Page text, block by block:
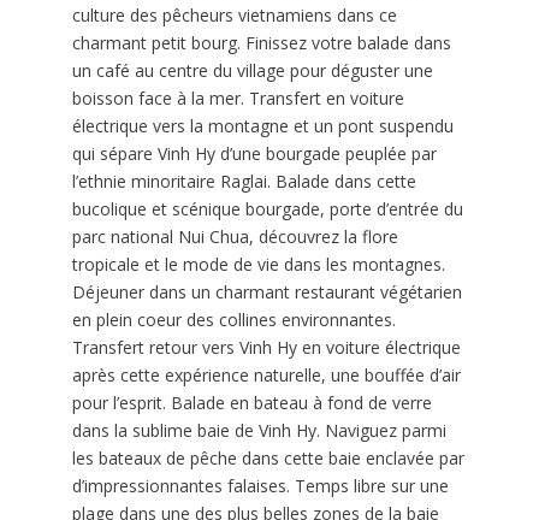
culture des pêcheurs vietnamiens dans ce
charmant petit bourg. Finissez votre balade dans
un café au centre du village pour déguster une
boisson face à la mer. Transfert en voiture
électrique vers la montagne et un pont suspendu
qui sépare Vinh Hy d’une bourgade peuplée par
l’ethnie minoritaire Raglai. Balade dans cette
bucolique et scénique bourgade, porte d’entrée du
parc national Nui Chua, découvrez la flore
tropicale et le mode de vie dans les montagnes.
Déjeuner dans un charmant restaurant végétarien
en plein coeur des collines environnantes.
Transfert retour vers Vinh Hy en voiture électrique
après cette expérience naturelle, une bouffée d’air
pour l’esprit. Balade en bateau à fond de verre
dans la sublime baie de Vinh Hy. Naviguez parmi
les bateaux de pêche dans cette baie enclavée par
d’impressionnantes falaises. Temps libre sur une
plage dans une des plus belles zones de la baie